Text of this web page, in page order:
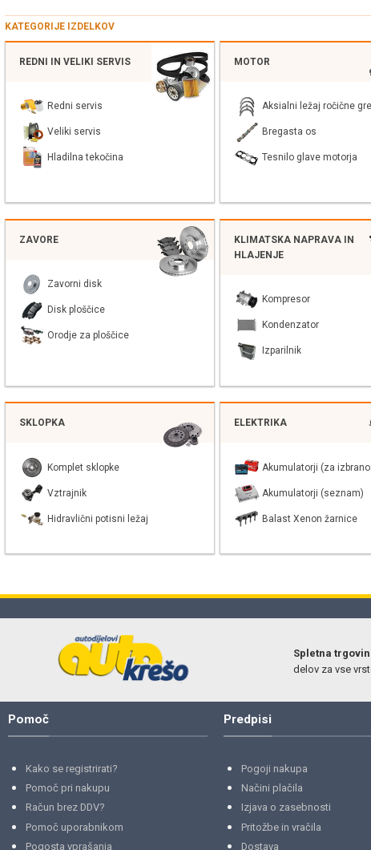
KATEGORIJE IZDELKOV
REDNI IN VELIKI SERVIS
Redni servis
Veliki servis
Hladilna tekočina
MOTOR
Aksialni ležaj ročične
Bregasta os
Tesnilo glave motorja
ZAVORE
Zavorni disk
Disk ploščice
Orodje za ploščice
KLIMATSKA NAPRAVA IN
HLAJENJE
Kompresor
Kondenzator
Izparilnik
SKLOPKA
Komplet sklopke
Vztrajnik
Hidravlični potisni ležaj
ELEKTRIKA
Akumulatorji (za
Akumulatorji (seznam)
Balast Xenon žarnice
Spletna
delov za vse
Pomoč
Kako se registrirati?
Pomoč pri nakupu
Račun brez DDV?
Pomoč uporabnikom
Pogosta vprašanja
Predpisi
Pogoji nakupa
Načini plačila
Izjava o zasebnosti
Pritožbe in vračila
Dostava